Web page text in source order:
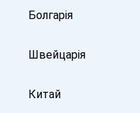
Болгарія
Швейцарія
Китай